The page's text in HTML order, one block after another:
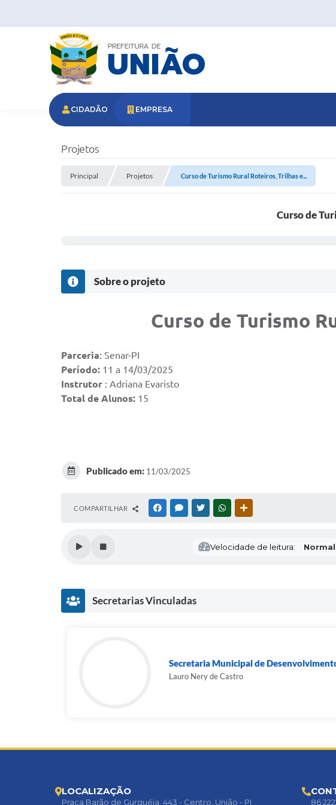
CIDADÃO EMPRESA
Projetos
Principal Projetos Curso de Turismo Rural Roteiros, Trilhas e...
Curso de
Sobre o projeto
Curso de Turismo
Parceria: Senar-PI
Período: 11 a 14/03/2025
Instrutor : Adriana Evaristo
Total de Alunos: 15
Publicado em: 11/03/2025
COMPARTILHAR FACEBOOKMESSENGER
TWITTERWHATSAPP
Velocidade de leitura:
Secretarias Vinculadas
Secretaria Municipal de
Lauro Nery de Castro
LOCALIZAÇÃO
Praça Barão de Gurguéia, 443 - Centro, União - PI 86